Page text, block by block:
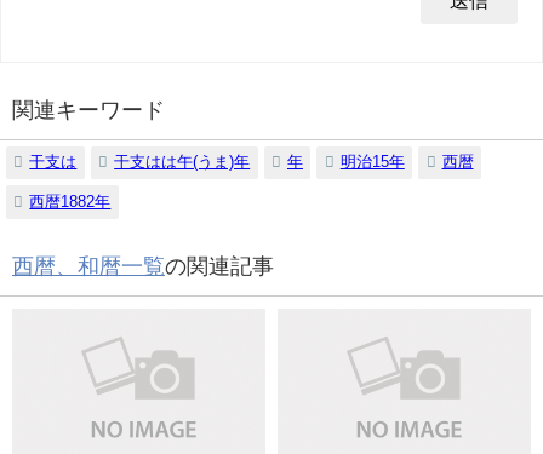
関連キーワード
干支は 干支はは午(うま)年 年 明治15年 西暦
西暦1882年
西暦、和暦一覧の関連記事